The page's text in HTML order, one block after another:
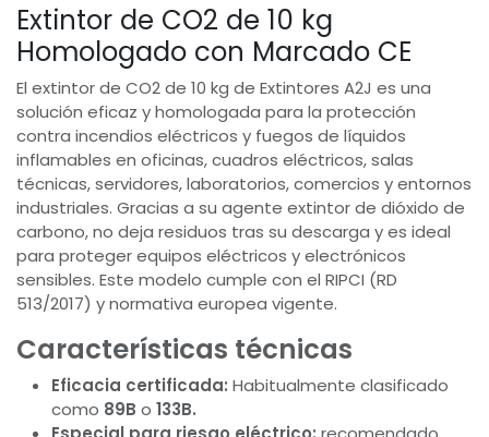
Extintor de CO2 de 10 kg
Homologado con Marcado CE
El extintor de CO2 de 10 kg de Extintores A2J es una
solución eficaz y homologada para la protección
contra incendios eléctricos y fuegos de líquidos
inflamables en oficinas, cuadros eléctricos, salas
técnicas, servidores, laboratorios, comercios y entornos
industriales. Gracias a su agente extintor de dióxido de
carbono, no deja residuos tras su descarga y es ideal
para proteger equipos eléctricos y electrónicos
sensibles. Este modelo cumple con el RIPCI (RD
513/2017) y normativa europea vigente.
Características técnicas
Eficacia certificada: Habitualmente clasificado
como 89B o 133B.